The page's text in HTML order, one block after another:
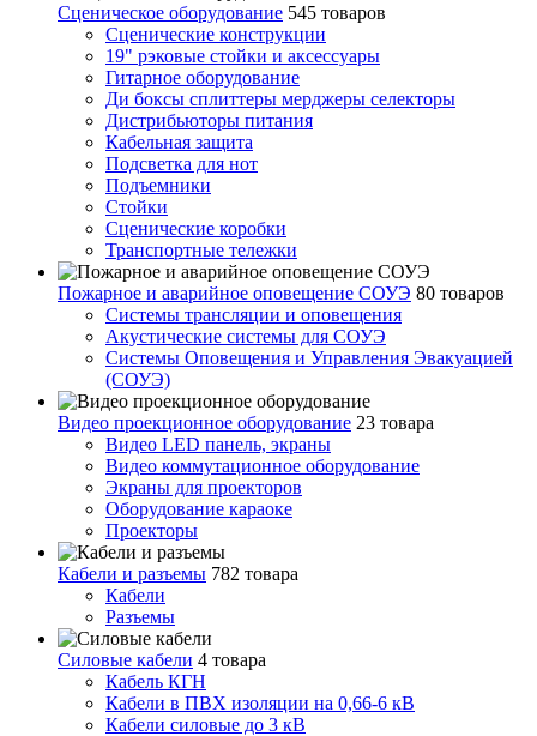
Сценическое оборудование 545 товаров
Сценические конструкции
19" рэковые стойки и аксесcуары
Гитарное оборудование
Ди боксы сплиттеры мерджеры селекторы
Дистрибьюторы питания
Кабельная защита
Подсветка для нот
Подъемники
Стойки
Сценические коробки
Транспортные тележки
Пожарное и аварийное оповещение СОУЭ 80 товаров
Cистемы трансляции и оповещения
Акустические системы для СОУЭ
Системы Оповещения и Управления Эвакуацией
(СОУЭ)
Видео проекционное оборудование 23 товара
Видео LED панель, экраны
Видео коммутационное оборудование
Экраны для проекторов
Оборудование караоке
Проекторы
Кабели и разъемы 782 товара
Кабели
Разъемы
Силовые кабели 4 товара
Кабель КГН
Кабели в ПВХ изоляции на 0,66-6 кВ
Кабели силовые до 3 кВ